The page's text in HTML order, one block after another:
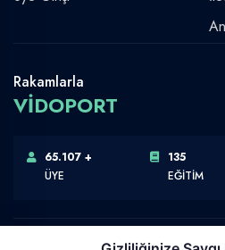
Rakamlarla
VİDOPORT
65.107 +
ÜYE
135
EĞİTİM